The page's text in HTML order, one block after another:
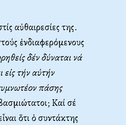
αὐθαιρεσίες της.
ἐνδιαφερόμενους
δέν δύναται νά
τήν αὐτήν
πάσης
Καί σέ
ὅτι ὁ συντάκτης